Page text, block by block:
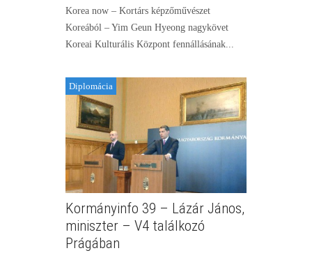
Korea now – Kortárs képzőművészet
Koreából – Yim Geun Hyeong nagykövet
Koreai Kulturális Központ fennállásának...
Diplomácia
Kormányinfo 39 – Lázár János,
miniszter – V4 találkozó
Prágában